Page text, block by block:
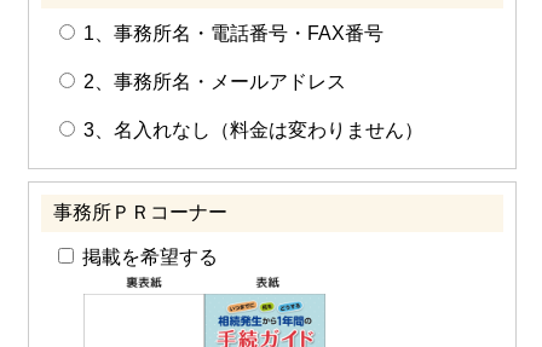
1、事務所名・電話番号・FAX番号
2、事務所名・メールアドレス
3、名入れなし（料金は変わりません）
事務所ＰＲコーナー
掲載を希望する